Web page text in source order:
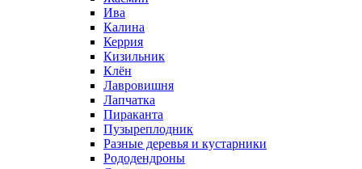
Ива
Калина
Керрия
Кизильник
Клён
Лавровишня
Лапчатка
Пираканта
Пузыреплодник
Разные деревья и кустарники
Рододендроны